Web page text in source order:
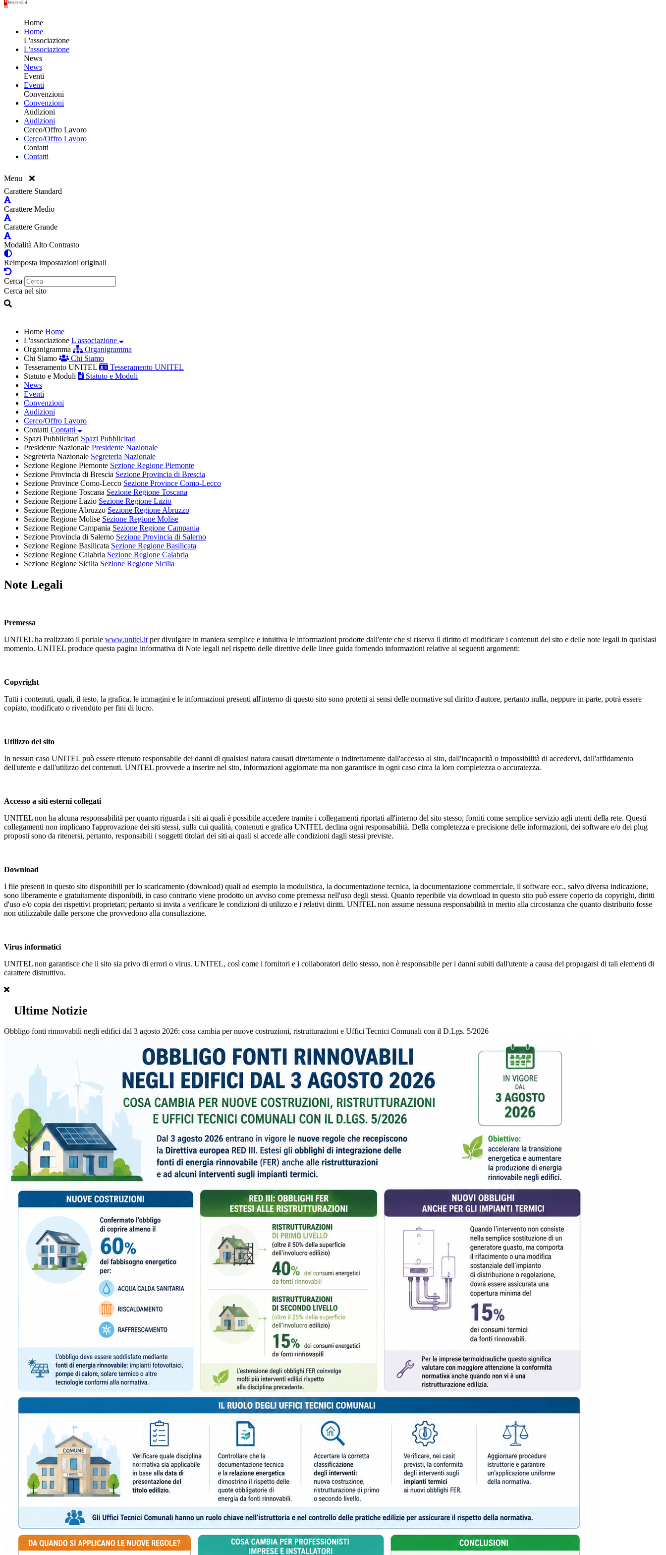
Home
Home
L'associazione
L'associazione
News
News
Eventi
Eventi
Convenzioni
Convenzioni
Audizioni
Audizioni
Cerco/Offro Lavoro
Cerco/Offro Lavoro
Contatti
Contatti
Menu
Carattere Standard
Carattere Medio
Carattere Grande
Modalità Alto Contrasto
Reimposta impostazioni originali
Cerca
Cerca nel sito
Home Home
L'associazione L'associazione
Organigramma
Organigramma
Chi Siamo
Chi Siamo
Tesseramento UNITEL
Tesseramento UNITEL
Statuto e Moduli
Statuto e Moduli
News
Eventi
Convenzioni
Audizioni
Cerco/Offro Lavoro
Contatti Contatti
Spazi Pubblicitari Spazi Pubblicitari
Presidente Nazionale Presidente Nazionale
Segreteria Nazionale Segreteria Nazionale
Sezione Regione Piemonte Sezione Regione Piemonte
Sezione Provincia di Brescia Sezione Provincia di Brescia
Sezione Province Como-Lecco Sezione Province Como-Lecco
Sezione Regione Toscana Sezione Regione Toscana
Sezione Regione Lazio Sezione Regione Lazio
Sezione Regione Abruzzo Sezione Regione Abruzzo
Sezione Regione Molise Sezione Regione Molise
Sezione Regione Campania Sezione Regione Campania
Sezione Provincia di Salerno Sezione Provincia di Salerno
Sezione Regione Basilicata Sezione Regione Basilicata
Sezione Regione Calabria Sezione Regione Calabria
Sezione Regione Sicilia Sezione Regione Sicilia
Note Legali
Premessa
UNITEL ha realizzato il portale www.unitel.it per divulgare in maniera semplice e intuitiva le informazioni prodotte dall'ente che si riserva il diritto di modificare i contenuti del sito e delle note legali in qualsiasi
momento. UNITEL produce questa pagina informativa di Note legali nel rispetto delle direttive delle linee guida fornendo informazioni relative ai seguenti argomenti:
Copyright
Tutti i contenuti, quali, il testo, la grafica, le immagini e le informazioni presenti all'interno di questo sito sono protetti ai sensi delle normative sul diritto d'autore, pertanto nulla, neppure in parte, potrà essere
copiato, modificato o rivenduto per fini di lucro.
Utilizzo del sito
In nessun caso UNITEL può essere ritenuto responsabile dei danni di qualsiasi natura causati direttamente o indirettamente dall'accesso al sito, dall'incapacità o impossibilità di accedervi, dall'affidamento
dell'utente e dall'utilizzo dei contenuti. UNITEL provvede a inserire nel sito, informazioni aggiornate ma non garantisce in ogni caso circa la loro completezza o accuratezza.
Accesso a siti esterni collegati
UNITEL non ha alcuna responsabilità per quanto riguarda i siti ai quali è possibile accedere tramite i collegamenti riportati all'interno del sito stesso, forniti come semplice servizio agli utenti della rete. Questi
collegamenti non implicano l'approvazione dei siti stessi, sulla cui qualità, contenuti e grafica UNITEL declina ogni responsabilità. Della completezza e precisione delle informazioni, dei software e/o dei plug
proposti sono da ritenersi, pertanto, responsabili i soggetti titolari dei siti ai quali si accede alle condizioni dagli stessi previste.
Download
I file presenti in questo sito disponibili per lo scaricamento (download) quali ad esempio la modulistica, la documentazione tecnica, la documentazione commerciale, il software ecc., salvo diversa indicazione,
sono liberamente e gratuitamente disponibili, in caso contrario viene prodotto un avviso come premessa nell'uso degli stessi. Quanto reperibile via download in questo sito può essere coperto da copyright, diritti
d'uso e/o copia dei rispettivi proprietari; pertanto si invita a verificare le condizioni di utilizzo e i relativi diritti. UNITEL non assume nessuna responsabilità in merito alla circostanza che quanto distribuito fosse
non utilizzabile dalle persone che provvedono alla consultazione.
Virus informatici
UNITEL non garantisce che il sito sia privo di errori o virus. UNITEL, così come i fornitori e i collaboratori dello stesso, non è responsabile per i danni subiti dall'utente a causa del propagarsi di tali elementi di
carattere distruttivo.
Ultime Notizie
Obbligo fonti rinnovabili negli edifici dal 3 agosto 2026: cosa cambia per nuove costruzioni, ristrutturazioni e Uffici Tecnici Comunali con il D.Lgs. 5/2026